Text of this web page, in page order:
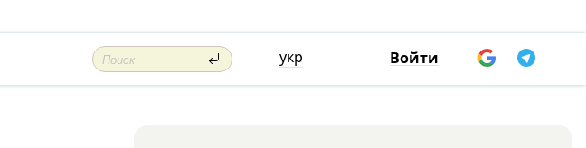
укр Войти